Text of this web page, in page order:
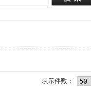
表示件数：